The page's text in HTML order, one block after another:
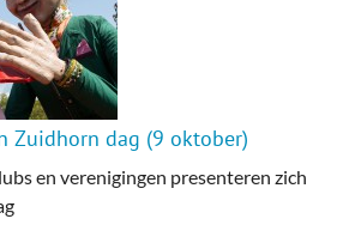
Zuidhorn dag (9 oktober)
en verenigingen presenteren zich